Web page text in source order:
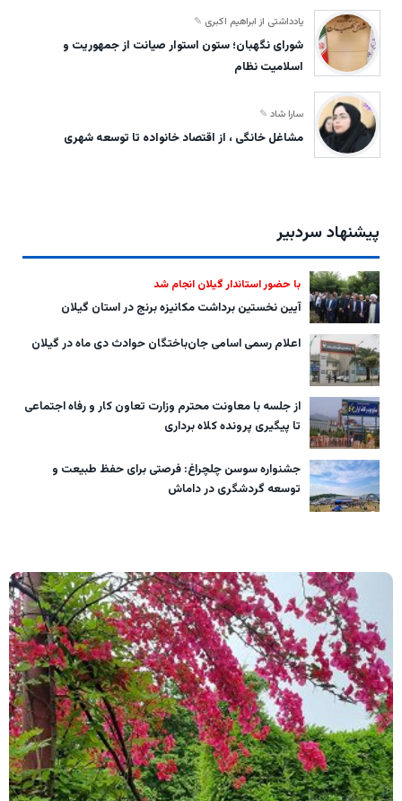
یادداشتی از ابراهیم اکبری
شورای نگهبان؛ ستون استوار صیانت از جمهوریت و
اسلامیت نظام
سارا شاد
مشاغل خانگی ، از اقتصاد خانواده تا توسعه شهری
پیشنهاد سردبیر
با حضور استاندار گیلان انجام شد
آیین نخستین برداشت مکانیزه برنج در استان گیلان
اعلام رسمی اسامی جان‌باختگان حوادث دی ماه در گیلان
از جلسه با معاونت محترم وزارت تعاون کار و رفاه اجتماعی
تا پیگیری پرونده کلاه برداری
جشنواره سوسن چلچراغ: فرصتی برای حفظ طبیعت و
توسعه گردشگری در داماش